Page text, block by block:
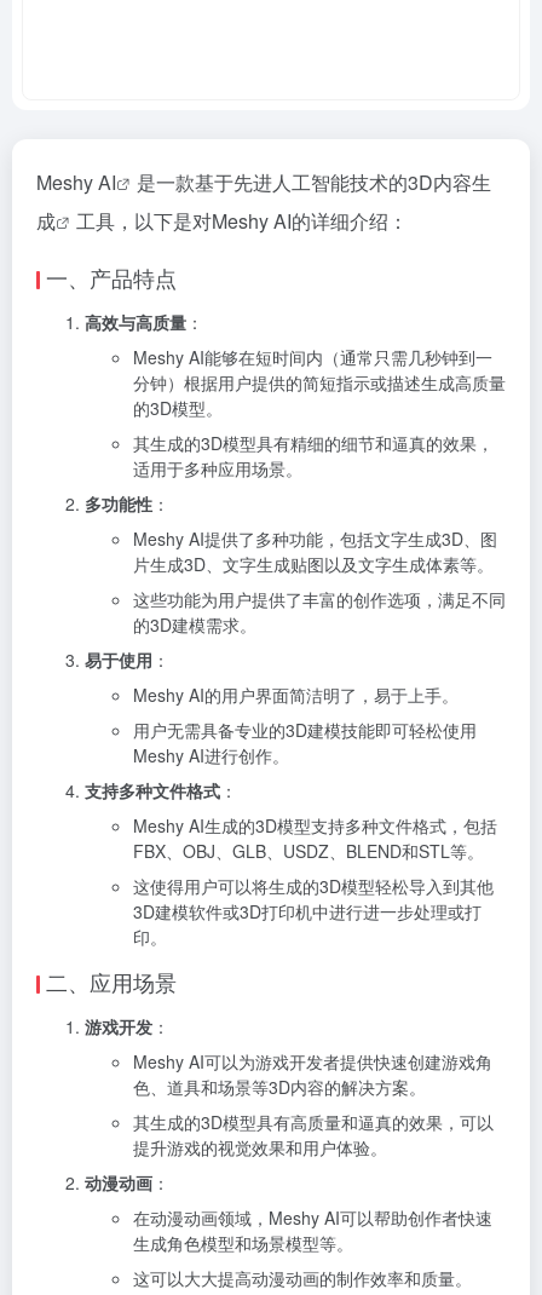
Meshy AI 是一款基于先进人工智能技术的3D内容生
成
工具，以下是对Meshy AI的详细介绍：
一、产品特点
高效与高质量 ：
Meshy AI能够在短时间内（通常只需几秒钟到一
分钟）根据用户提供的简短指示或描述生成高质量
的3D模型。
其生成的3D模型具有精细的细节和逼真的效果，
适用于多种应用场景。
多功能性 ：
Meshy AI提供了多种功能，包括文字生成3D、图
片生成3D、文字生成贴图以及文字生成体素等。
这些功能为用户提供了丰富的创作选项，满足不同
的3D建模需求。
易于使用 ：
Meshy AI的用户界面简洁明了，易于上手。
用户无需具备专业的3D建模技能即可轻松使用
Meshy AI进行创作。
支持多种文件格式 ：
Meshy AI生成的3D模型支持多种文件格式，包括
FBX、OBJ、GLB、USDZ、BLEND和STL等。
这使得用户可以将生成的3D模型轻松导入到其他
3D建模软件或3D打印机中进行进一步处理或打
印。
二、应用场景
游戏开发 ：
Meshy AI可以为游戏开发者提供快速创建游戏角
色、道具和场景等3D内容的解决方案。
其生成的3D模型具有高质量和逼真的效果，可以
提升游戏的视觉效果和用户体验。
动漫动画 ：
在动漫动画领域，Meshy AI可以帮助创作者快速
生成角色模型和场景模型等。
这可以大大提高动漫动画的制作效率和质量。